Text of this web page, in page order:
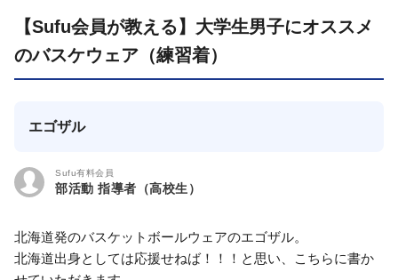
【Sufu会員が教える】大学生男子にオススメ
のバスケウェア（練習着）
エゴザル
Sufu有料会員
部活動 指導者（高校生）
北海道発のバスケットボールウェアのエゴザル。
北海道出身としては応援せねば！！！と思い、こちらに書か